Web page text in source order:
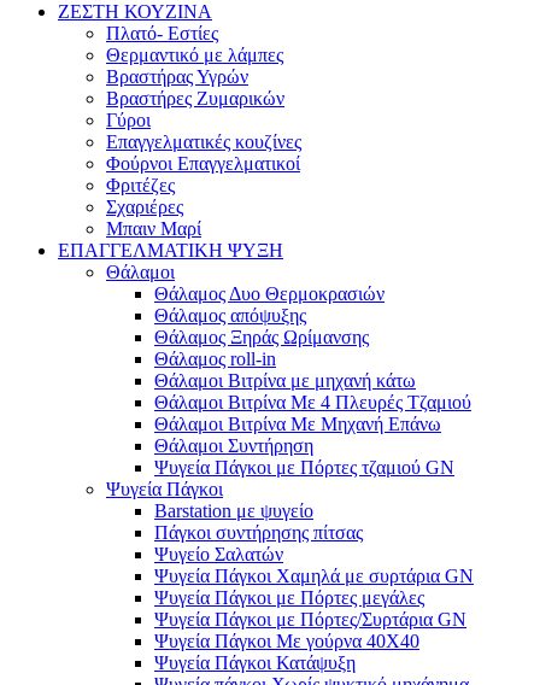
ΖΕΣΤΗ ΚΟΥΖΙΝΑ
Πλατό- Εστίες
Θερμαντικό με λάμπες
Βραστήρας Υγρών
Βραστήρες Ζυμαρικών
Γύροι
Επαγγελματικές κουζίνες
Φούρνοι Επαγγελματικοί
Φριτέζες
Σχαριέρες
Μπαιν Μαρί
ΕΠΑΓΓΕΛΜΑΤΙΚΗ ΨΥΞΗ
Θάλαμοι
Θάλαμος Δυο Θερμοκρασιών
Θάλαμος απόψυξης
Θάλαμος Ξηράς Ωρίμανσης
Θάλαμος roll-in
Θάλαμοι Βιτρίνα με μηχανή κάτω
Θάλαμοι Βιτρίνα Με 4 Πλευρές Τζαμιού
Θάλαμοι Βιτρίνα Με Μηχανή Επάνω
Θάλαμοι Συντήρηση
Ψυγεία Πάγκοι με Πόρτες τζαμιού GN
Ψυγεία Πάγκοι
Barstation με ψυγείο
Πάγκοι συντήρησης πίτσας
Ψυγείο Σαλατών
Ψυγεία Πάγκοι Χαμηλά με συρτάρια GN
Ψυγεία Πάγκοι με Πόρτες μεγάλες
Ψυγεία Πάγκοι με Πόρτες/Συρτάρια GN
Ψυγεία Πάγκοι Με γούρνα 40Χ40
Ψυγεία Πάγκοι Κατάψυξη